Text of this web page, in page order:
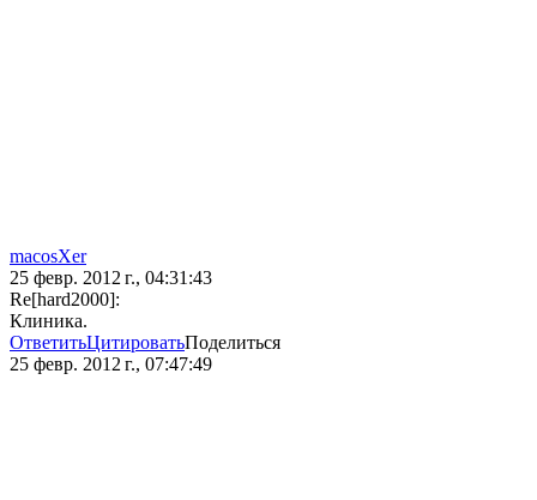
macosXer
25 февр. 2012 г., 04:31:43
Re[hard2000]:
Клиника.
ОтветитьЦитироватьПоделиться
25 февр. 2012 г., 07:47:49